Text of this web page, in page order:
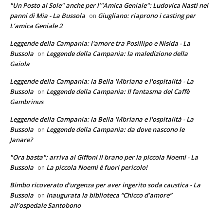
"Un Posto al Sole" anche per l’"Amica Geniale": Ludovica Nasti nei
panni di Mia - La Bussola on Giugliano: riaprono i casting per
L’amica Geniale 2
Leggende della Campania: l'amore tra Posillipo e Nisida - La
Bussola on Leggende della Campania: la maledizione della
Gaiola
Leggende della Campania: la Bella 'Mbriana e l'ospitalità - La
Bussola on Leggende della Campania: Il fantasma del Caffè
Gambrinus
Leggende della Campania: la Bella 'Mbriana e l'ospitalità - La
Bussola on Leggende della Campania: da dove nascono le
Janare?
"Ora basta": arriva al Giffoni il brano per la piccola Noemi - La
Bussola on La piccola Noemi è fuori pericolo!
Bimbo ricoverato d'urgenza per aver ingerito soda caustica - La
Bussola on Inaugurata la biblioteca “Chicco d’amore”
all’ospedale Santobono